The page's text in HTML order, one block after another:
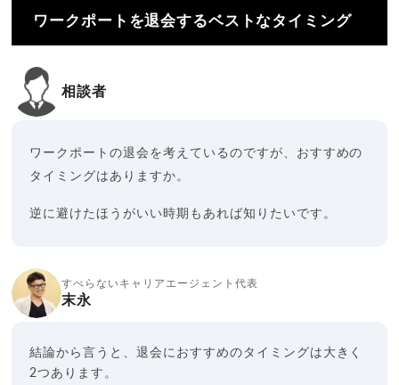
ワークポートを退会するベストなタイミング
相談者
ワークポートの退会を考えているのですが、おすすめの
タイミングはありますか。
逆に避けたほうがいい時期もあれば知りたいです。
すべらないキャリアエージェント代表
末永
結論から言うと、退会におすすめのタイミングは大きく
2つあります。